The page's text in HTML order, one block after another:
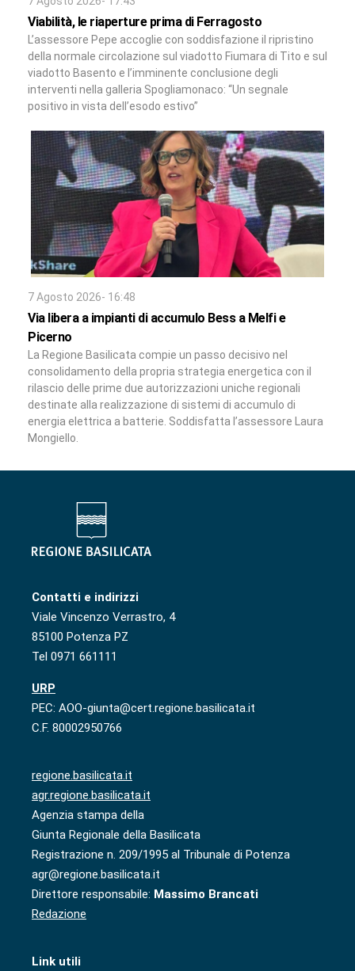
Viabilità, le riaperture prima di Ferragosto
L’assessore Pepe accoglie con soddisfazione il ripristino
della normale circolazione sul viadotto Fiumara di Tito e sul
viadotto Basento e l’imminente conclusione degli
interventi nella galleria Spogliamonaco: “Un segnale
positivo in vista dell’esodo estivo”
7 Agosto 2026- 16:48
Via libera a impianti di accumulo Bess a Melfi e
Picerno
La Regione Basilicata compie un passo decisivo nel
consolidamento della propria strategia energetica con il
rilascio delle prime due autorizzazioni uniche regionali
destinate alla realizzazione di sistemi di accumulo di
energia elettrica a batterie. Soddisfatta l’assessore Laura
Mongiello.
Contatti e indirizzi
Viale Vincenzo Verrastro, 4
85100 Potenza PZ
Tel 0971 661111
URP
PEC: AOO-giunta@cert.regione.basilicata.it
C.F. 80002950766
regione.basilicata.it
agr.regione.basilicata.it
Agenzia stampa della
Giunta Regionale della Basilicata
Registrazione n. 209/1995 al Tribunale di Potenza
agr@regione.basilicata.it
Direttore responsabile: Massimo Brancati
Redazione
Link utili